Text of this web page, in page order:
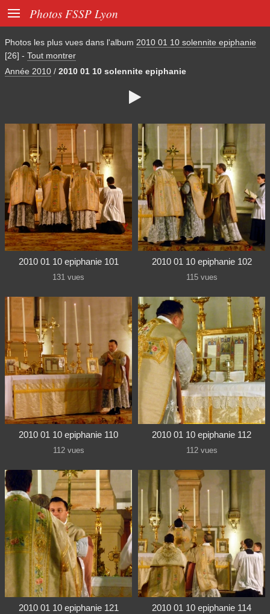
 Photos FSSP Lyon
Photos les plus vues dans l'album 2010 01 10 solennite epiphanie
[26] - Tout montrer
Année 2010 / 2010 01 10 solennite epiphanie

2010 01 10 epiphanie 101
131 vues
2010 01 10 epiphanie 102
115 vues
2010 01 10 epiphanie 110
112 vues
2010 01 10 epiphanie 112
112 vues
2010 01 10 epiphanie 121 2010 01 10 epiphanie 114